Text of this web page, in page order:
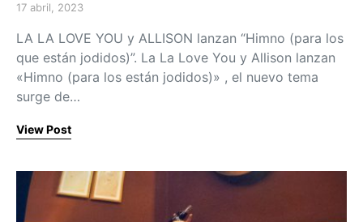
Posted on
17 abril, 2023
LA LA LOVE YOU y ALLISON lanzan “Himno (para los
que están jodidos)”. La La Love You y Allison lanzan
«Himno (para los están jodidos)» , el nuevo tema
surge de…
View Post